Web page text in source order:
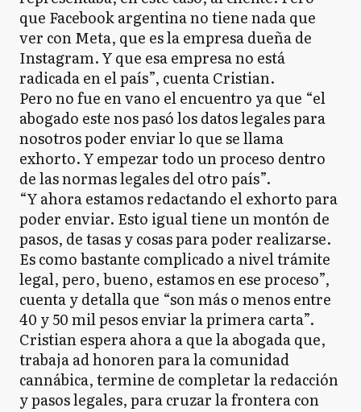
que Facebook argentina no tiene nada que
ver con Meta, que es la empresa dueña de
Instagram. Y que esa empresa no está
radicada en el país”, cuenta Cristian.
Pero no fue en vano el encuentro ya que “el
abogado este nos pasó los datos legales para
nosotros poder enviar lo que se llama
exhorto. Y empezar todo un proceso dentro
de las normas legales del otro país”.
“Y ahora estamos redactando el exhorto para
poder enviar. Esto igual tiene un montón de
pasos, de tasas y cosas para poder realizarse.
Es como bastante complicado a nivel trámite
legal, pero, bueno, estamos en ese proceso”,
cuenta y detalla que “son más o menos entre
40 y 50 mil pesos enviar la primera carta”.
Cristian espera ahora a que la abogada que,
trabaja ad honoren para la comunidad
cannábica, termine de completar la redacción
y pasos legales, para cruzar la frontera con